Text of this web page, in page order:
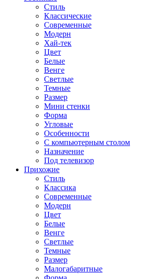
Стиль
Классические
Современные
Модерн
Хай-тек
Цвет
Белые
Венге
Светлые
Темные
Размер
Мини стенки
Форма
Угловые
Особенности
С компьютерным столом
Назначение
Под телевизор
Прихожие
Стиль
Классика
Современные
Модерн
Цвет
Белые
Венге
Светлые
Темные
Размер
Малогабаритные